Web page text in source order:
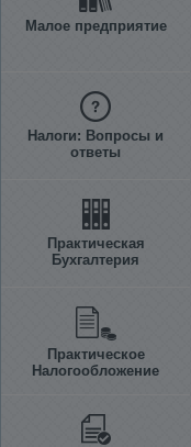
Малое предприятие
Налоги: Вопросы и
ответы
Практическая
Бухгалтерия
Практическое
Налогообложение